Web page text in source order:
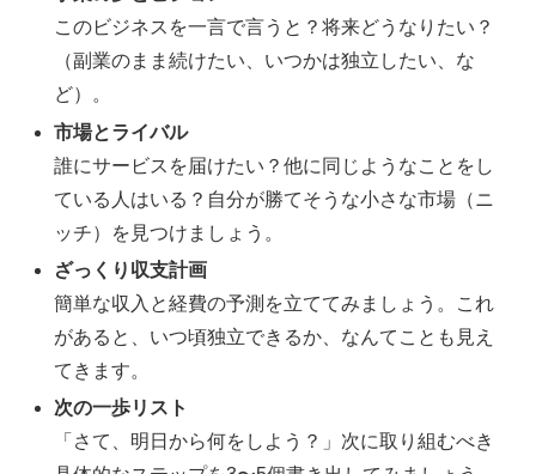
このビジネスを一言で言うと？将来どうなりたい？
（副業のまま続けたい、いつかは独立したい、な
ど）。
市場とライバル
誰にサービスを届けたい？他に同じようなことをし
ている人はいる？自分が勝てそうな小さな市場（ニ
ッチ）を見つけましょう。
ざっくり収支計画
簡単な収入と経費の予測を立ててみましょう。これ
があると、いつ頃独立できるか、なんてことも見え
てきます。
次の一歩リスト
「さて、明日から何をしよう？」次に取り組むべき